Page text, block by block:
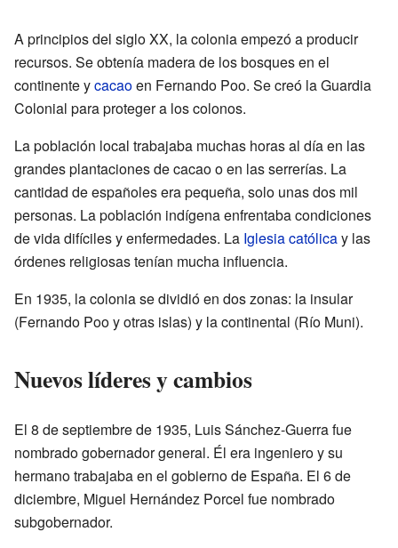
A principios del siglo XX, la colonia empezó a producir
recursos. Se obtenía madera de los bosques en el
continente ycacaoen Fernando Poo. Se creó la Guardia
Colonial para proteger a los colonos.
La población local trabajaba muchas horas al día en las
grandes plantaciones de cacao o en las serrerías. La
cantidad de españoles era pequeña, solo unas dos mil
personas. La población indígena enfrentaba condiciones
de vida difíciles y enfermedades. La Iglesia católicay las
órdenes religiosas tenían mucha influencia.
En 1935, la colonia se dividió en dos zonas: la insular
(Fernando Poo y otras islas) y la continental (Río Muni).
Nuevos líderes y cambios
El 8 de septiembre de 1935, Luis Sánchez-Guerra fue
nombrado gobernador general. Él era ingeniero y su
hermano trabajaba en el gobierno de España. El 6 de
diciembre, Miguel Hernández Porcel fue nombrado
subgobernador.